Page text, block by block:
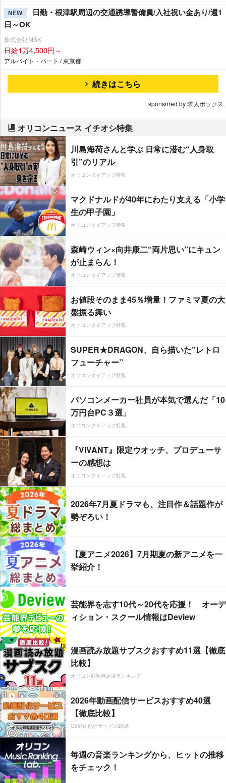
NEW
日勤・根津駅周辺の交通誘導警備員/入社祝い金あり/週1
日～OK
株式会社MSK
日給1万4,500円～
アルバイト・パート / 東京都
続きはこちら
sponsored by 求人ボックス
オリコンニュース イチオシ特集
川島海荷さんと学ぶ 日常に潜む“人身取
引”のリアル
オリコンタイアップ特集
マクドナルドが40年にわたり支える「小学
生の甲子園」
オリコンタイアップ特集
森崎ウィン×向井康二“両片思い”にキュン
が止まらん！
オリコンタイアップ特集
お値段そのまま45％増量！ファミマ夏の大
盤振る舞い
オリコンタイアップ特集
SUPER★DRAGON、自ら描いた”レトロ
フューチャー”
オリコンタイアップ特集
パソコンメーカー社員が本気で選んだ「10
万円台PC３選」
オリコンタイアップ特集
『VIVANT』限定ウオッチ、プロデューサ
ーの感想は
オリコンタイアップ特集
2026年7月夏ドラマも、注目作＆話題作が
勢ぞろい！
【夏アニメ2026】7月期夏の新アニメを一
挙紹介！
芸能界を志す10代～20代を応援！ オーデ
ィション・スクール情報はDeview
漫画読み放題サブスクおすすめ11選【徹底
比較】
オリコン顧客満足度ランキング
2026年動画配信サービスおすすめ40選
【徹底比較】
CS動画配信サービス20選
毎週の音楽ランキングから、ヒットの推移
をチェック！